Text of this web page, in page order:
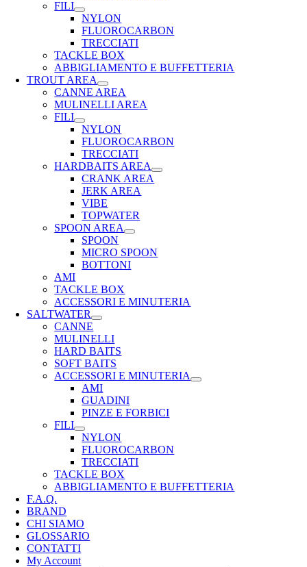
FILI
NYLON
FLUOROCARBON
TRECCIATI
TACKLE BOX
ABBIGLIAMENTO E BUFFETTERIA
TROUT AREA
CANNE AREA
MULINELLI AREA
FILI
NYLON
FLUOROCARBON
TRECCIATI
HARDBAITS AREA
CRANK AREA
JERK AREA
VIBE
TOPWATER
SPOON AREA
SPOON
MICRO SPOON
BOTTONI
AMI
TACKLE BOX
ACCESSORI E MINUTERIA
SALTWATER
CANNE
MULINELLI
HARD BAITS
SOFT BAITS
ACCESSORI E MINUTERIA
AMI
GUADINI
PINZE E FORBICI
FILI
NYLON
FLUOROCARBON
TRECCIATI
TACKLE BOX
ABBIGLIAMENTO E BUFFETTERIA
F.A.Q.
BRAND
CHI SIAMO
GLOSSARIO
CONTATTI
My Account